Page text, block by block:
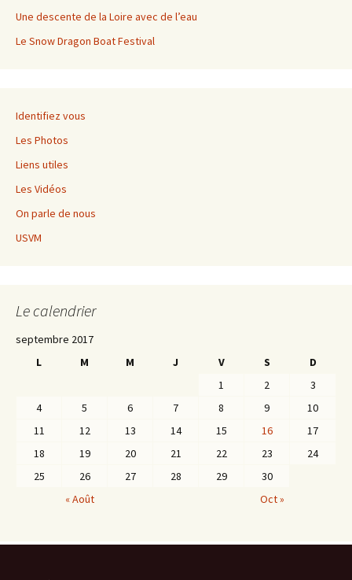
Une descente de la Loire avec de l’eau
Le Snow Dragon Boat Festival
Identifiez vous
Les Photos
Liens utiles
Les Vidéos
On parle de nous
USVM
Le calendrier
septembre 2017
L
M M J V S
D
1
2
3
4
5 6 7 8 9
10
11
12 13 14 15 16
17
18
19 20 21 22 23
24
25
26 27 28 29
30
« Août
Oct »